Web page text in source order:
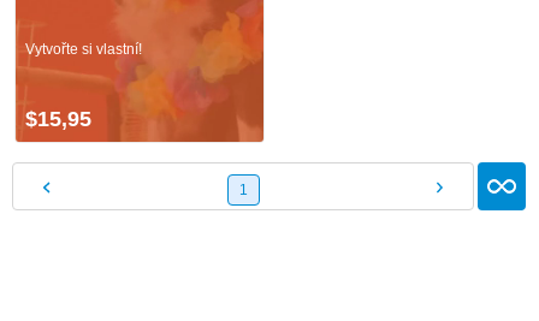
Vytvořte si vlastní!
$15,95
1